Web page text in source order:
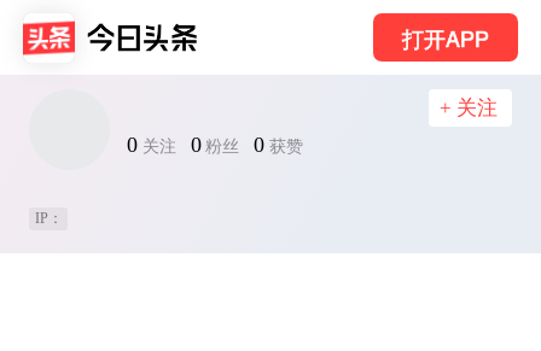
打开APP
0 关注 0 粉丝 0 获赞
+ 关注
IP：